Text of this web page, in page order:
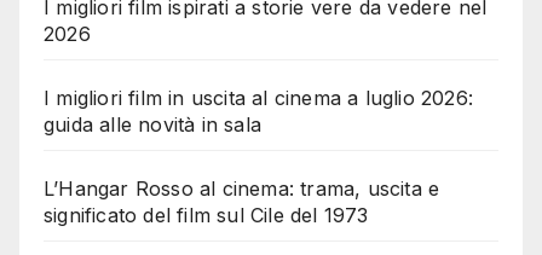
I migliori film ispirati a storie vere da vedere nel
2026
I migliori film in uscita al cinema a luglio 2026:
guida alle novità in sala
L’Hangar Rosso al cinema: trama, uscita e
significato del film sul Cile del 1973